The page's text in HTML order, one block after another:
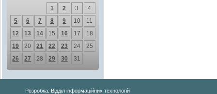
1
2 3
4
5
6 7 8 9 10
11
12
13 14 15 16 17
18
19
20 21 22 23 24
25
26
27 28 29 30 31
Розробка: Відділ інформаційних технологій